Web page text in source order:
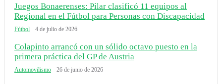
Juegos Bonaerenses: Pilar clasificó 11 equipos al
Regional en el Fútbol para Personas con Discapacidad
Fútbol 4 de julio de 2026
Colapinto arrancó con un sólido octavo puesto en la
primera práctica del GP de Austria
Automovilismo 26 de junio de 2026